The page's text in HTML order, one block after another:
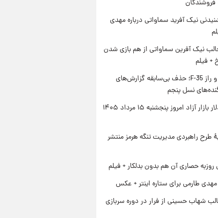
فروشندگان
نیک آفرید سماواتی درباره مهدی
نیک آفرین سماواتی از هم بازی شدن
+ فیلم
پنتاگون و راز F-35؛ حذف بی‌سابقه گزارش‌های
نسل پنجم
قیمت دلار بازار آزاد امروز پنجشنبه ۱۵ مرداد ۱۴۰۵
طرح راهبردی مدیریت تنگه هرمز منتشر
روزبه حصاری آن هم بدون بدلکار + فیلم
طارمی برای ستاره اینتر + عکس
شهاب حسینی از فرار در دوره سربازی